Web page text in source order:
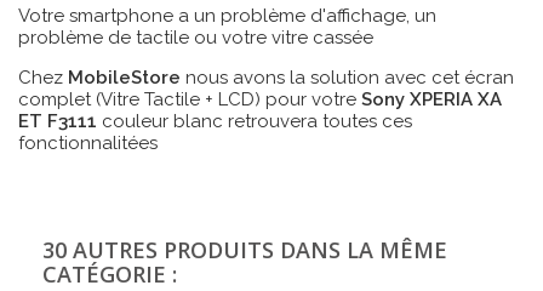
Votre smartphone a un problème d'affichage, un
problème de tactile ou votre vitre cassée
Chez MobileStore nous avons la solution avec cet écran
complet (Vitre Tactile + LCD) pour votre Sony XPERIA XA
ET F3111 couleur blanc retrouvera toutes ces
fonctionnalitées
30 AUTRES PRODUITS DANS LA MÊME
CATÉGORIE :